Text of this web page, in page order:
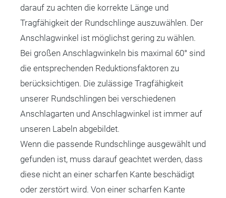
darauf zu achten die korrekte Länge und
Tragfähigkeit der Rundschlinge auszuwählen. Der
Anschlagwinkel ist möglichst gering zu wählen.
Bei großen Anschlagwinkeln bis maximal 60° sind
die entsprechenden Reduktionsfaktoren zu
berücksichtigen. Die zulässige Tragfähigkeit
unserer Rundschlingen bei verschiedenen
Anschlagarten und Anschlagwinkel ist immer auf
unseren Labeln abgebildet.
Wenn die passende Rundschlinge ausgewählt und
gefunden ist, muss darauf geachtet werden, dass
diese nicht an einer scharfen Kante beschädigt
oder zerstört wird. Von einer scharfen Kante